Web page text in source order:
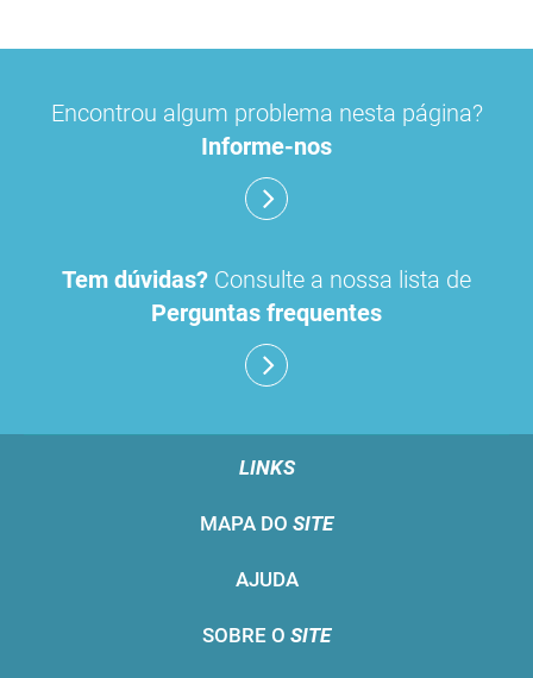
Encontrou algum problema nesta página?
Informe-nos
Tem dúvidas? Consulte a nossa lista de
Perguntas frequentes
LINKS
MAPA DO SITE
AJUDA
SOBRE O SITE